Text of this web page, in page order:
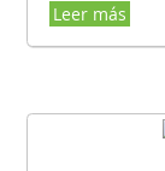
Leer más